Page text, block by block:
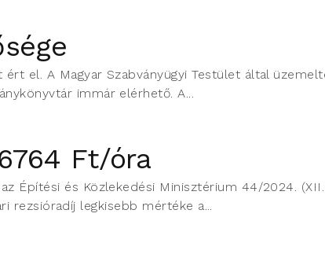
el. A Magyar Szabványügyi Testület által
immár elérhető. A...
Ft/óra
Építési és Közlekedési Minisztérium 44/2024.
rezsióradíj legkisebb mértéke a...